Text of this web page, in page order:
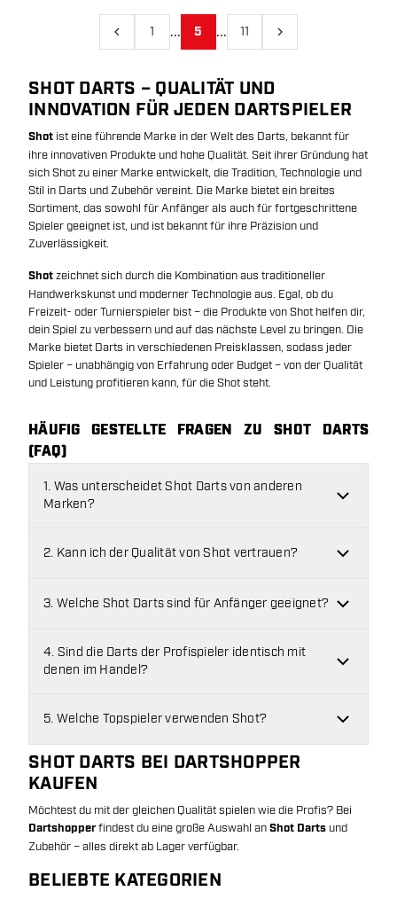
Vorherige
1 ... 5 ... 11 Nächste
SHOT DARTS – QUALITÄT UND
INNOVATION FÜR JEDEN DARTSPIELER
Shot ist eine führende Marke in der Welt des Darts, bekannt für
ihre innovativen Produkte und hohe Qualität. Seit ihrer Gründung hat
sich Shot zu einer Marke entwickelt, die Tradition, Technologie und
Stil in Darts und Zubehör vereint. Die Marke bietet ein breites
Sortiment, das sowohl für Anfänger als auch für fortgeschrittene
Spieler geeignet ist, und ist bekannt für ihre Präzision und
Zuverlässigkeit.
Shotzeichnet sich durch die Kombination aus traditioneller
Handwerkskunst und moderner Technologie aus. Egal, ob du
Freizeit- oder Turnierspieler bist – die Produkte von Shot helfen dir,
dein Spiel zu verbessern und auf das nächste Level zu bringen. Die
Marke bietet Darts in verschiedenen Preisklassen, sodass jeder
Spieler – unabhängig von Erfahrung oder Budget – von der Qualität
und Leistung profitieren kann, für die Shot steht.
HÄUFIG GESTELLTE FRAGEN ZU SHOT DARTS
(FAQ)
1. Was unterscheidet Shot Darts von anderen
Marken?
2. Kann ich der Qualität von Shot vertrauen?
3. Welche Shot Darts sind für Anfänger geeignet?
4. Sind die Darts der Profispieler identisch mit
denen im Handel?
5. Welche Topspieler verwenden Shot?
SHOT DARTS BEI DARTSHOPPER
KAUFEN
Möchtest du mit der gleichen Qualität spielen wie die Profis? Bei
Dartshopperfindest du eine große Auswahl anShot Darts und
Zubehör – alles direkt ab Lager verfügbar.
BELIEBTE KATEGORIEN